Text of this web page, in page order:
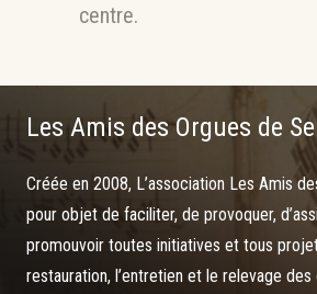
centre.
Les Amis des Orgues de
Créée en 2008, L’association Les Amis
pour objet de faciliter, de provoquer,
promouvoir toutes initiatives et tous
restauration, l’entretien et le relevage